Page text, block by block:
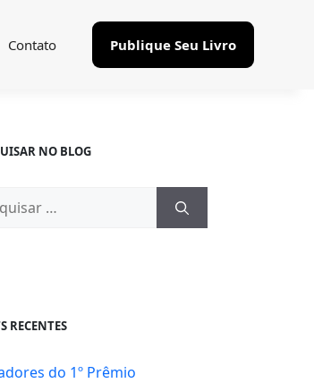
Contato Publique Seu Livro
NO BLOG
RECENTES
do 1º Prêmio